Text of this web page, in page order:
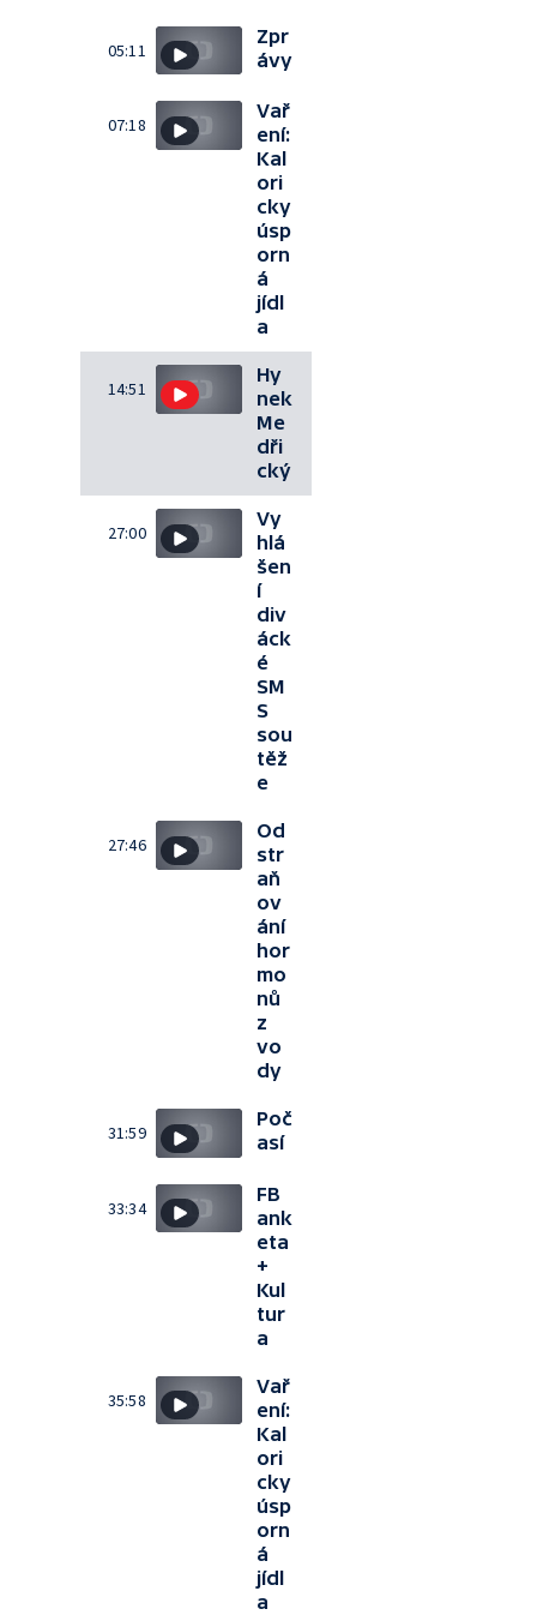
05:11
Zpr
ávy
07:18
Vař
ení:
Kal
ori
cky
úsp
orn
á
jídl
a
14:51
Hy
nek
Me
dři
cký
27:00
Vy
hlá
šen
í
div
áck
é
SM
S
sou
těž
e
27:46
Od
str
aň
ov
ání
hor
mo
nů
z
vo
dy
31:59
Poč
así
33:34
FB
ank
eta
+
Kul
tur
a
35:58
Vař
ení:
Kal
ori
cky
úsp
orn
á
jídl
a